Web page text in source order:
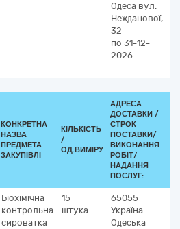
Одеса вул.
Нежданової,
32
по 31-12-
2026
КОНКРЕТНА
НАЗВА
ПРЕДМЕТА
ЗАКУПІВЛІ
КІЛЬКІСТЬ
/
ОД.ВИМІРУ
АДРЕСА
ДОСТАВКИ /
СТРОК
ПОСТАВКИ/
ВИКОНАННЯ
РОБІТ/
НАДАННЯ
ПОСЛУГ:
Біохімічна
контрольна
сироватка
15
штука
65055
Україна
Одеська